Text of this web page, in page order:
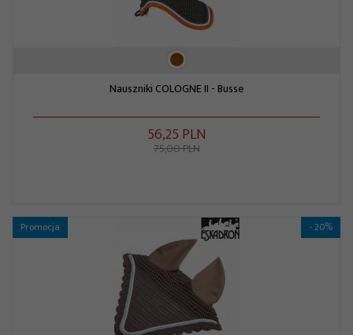
Nauszniki COLOGNE II - Busse
56,25 PLN
75,00 PLN
Promocja - 20%